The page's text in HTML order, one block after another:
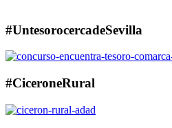
#UntesorocercadeSevilla
#CiceroneRural